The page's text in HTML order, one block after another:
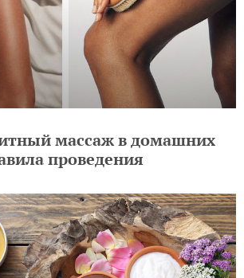
массаж в домашних
проведения